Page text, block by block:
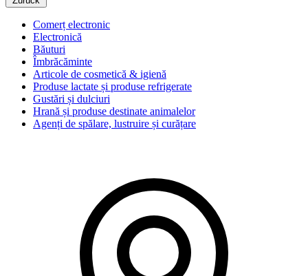
Comerț electronic
Electronică
Băuturi
Îmbrăcăminte
Articole de cosmetică & igienă
Produse lactate și produse refrigerate
Gustări și dulciuri
Hrană și produse destinate animalelor
Agenți de spălare, lustruire și curățare